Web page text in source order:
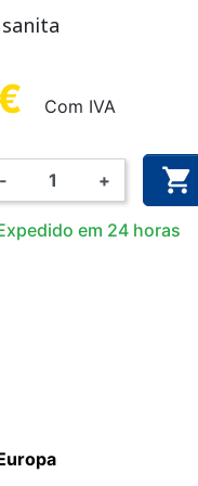
FATO
MÃOS
Com IVA
- + 
em 24 horas